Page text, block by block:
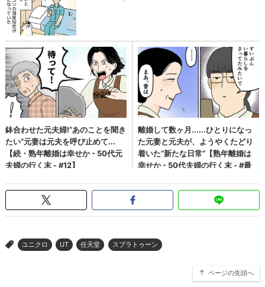
> ユニクロ UT 任天堂 スプラトゥーン
ページの先頭へ